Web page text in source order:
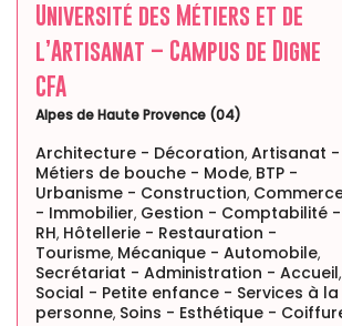
Université des Métiers et de
l’Artisanat – Campus de Digne
CFA
Alpes de Haute Provence (04)
Architecture - Décoration, Artisanat -
Métiers de bouche - Mode, BTP -
Urbanisme - Construction,
- Immobilier, Gestion - Comptabilité -
RH, Hôtellerie - Restauration -
Tourisme, Mécanique - Automobile,
Secrétariat - Administration - Accueil,
Social - Petite enfance - Services à la
personne, Soins - Esthétique -